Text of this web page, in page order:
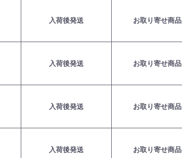
入荷後発送 お取り寄せ商品
入荷後発送 お取り寄せ商品
入荷後発送 お取り寄せ商品
入荷後発送 お取り寄せ商品